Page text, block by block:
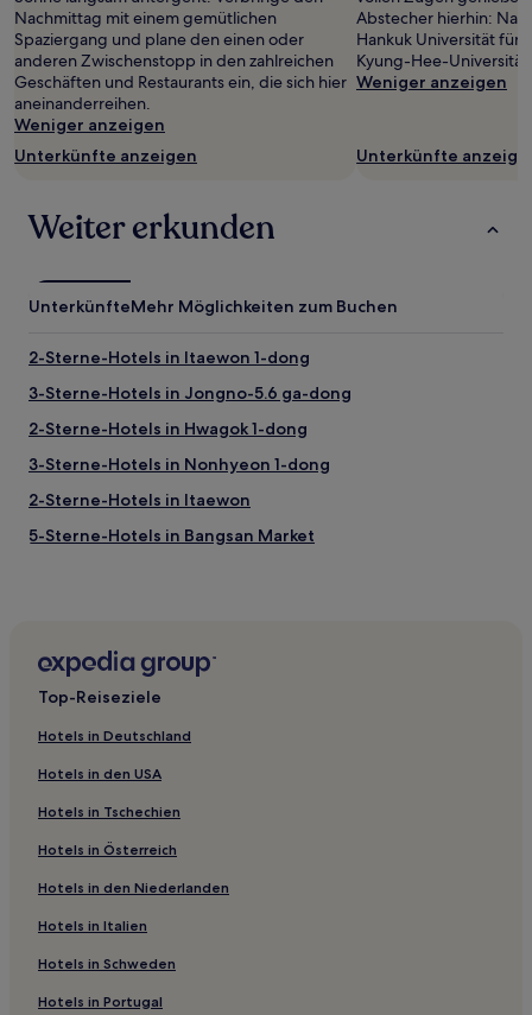
Nachmittag mit einem gemütlichen
Spaziergang und plane den einen oder
anderen Zwischenstopp in den zahlreichen
Geschäften und Restaurants ein, die sich hier
aneinanderreihen.
Weniger anzeigen
Unterkünfte anzeigen
Abstecher hierhin:
Hankuk Universität für
Kyung-Hee-Universität.
Weniger anzeigen
Unterkünfte
Weiter erkunden
UnterkünfteMehr Möglichkeiten zum Buchen
2-Sterne-Hotels in Itaewon 1-dong
3-Sterne-Hotels in Jongno-5.6 ga-dong
2-Sterne-Hotels in Hwagok 1-dong
3-Sterne-Hotels in Nonhyeon 1-dong
2-Sterne-Hotels in Itaewon
5-Sterne-Hotels in Bangsan Market
4-Sterne-Hotels in Jongno-1.2.3.4 ga-dong
3-Sterne-Hotels in Yeoksam 1-dong
Hotels nahe Hwagyesa Tempel
Ssangmun 2-dong: Hotels
Gireum 1-dong: Hotels
Hotels nahe Station Dobongsan
Hotels nahe Station Taereung
Chang 4-dong: Hotels
Ssangmun-Dong: Hotels
Suyuil-Tong: Hotels
Top-Reiseziele
Hotels in Deutschland
Hotels in den USA
Hotels in Tschechien
Hotels in Österreich
Hotels in den Niederlanden
Hotels in Italien
Hotels in Schweden
Hotels in Portugal